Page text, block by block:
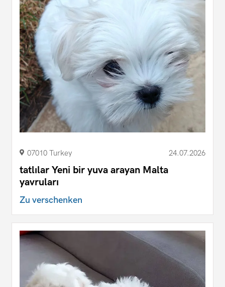
07010 Turkey 24.07.2026
tatlılar Yeni bir yuva arayan Malta
yavruları
Zu verschenken